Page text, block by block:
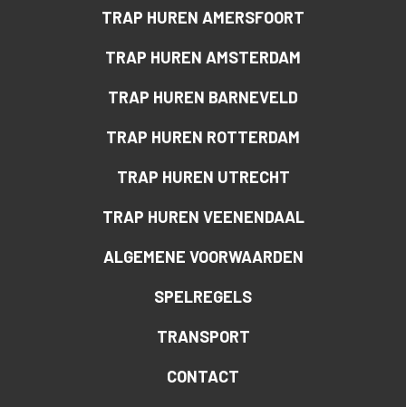
TRAP HUREN AMERSFOORT
TRAP HUREN AMSTERDAM
TRAP HUREN BARNEVELD
TRAP HUREN ROTTERDAM
TRAP HUREN UTRECHT
TRAP HUREN VEENENDAAL
ALGEMENE VOORWAARDEN
SPELREGELS
TRANSPORT
CONTACT